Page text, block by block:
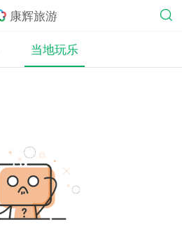
康辉旅游
当地玩乐